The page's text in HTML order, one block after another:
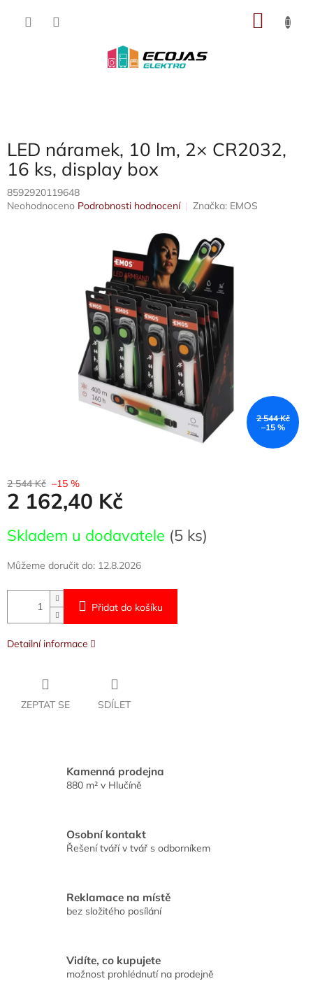
LED náramek, 10 lm, 2× CR2032,
16 ks, display box
8592920119648
Průměrné
Neohodnoceno Podrobnosti hodnocení Značka: EMOS
2 544 Kč
–15 %
2 544 Kč –15 %
2 162,40 Kč
cena:
Skladem u dodavatele (5 ks)
Můžeme doručit do: 12.8.2026
Přidat do košíku
Detailní informace
ZEPTAT SE SDÍLET
Kamenná prodejna
880 m² v Hlučíně
Osobní kontakt
Řešení tváří v tvář s odborníkem
Reklamace na místě
bez složitého posílání
Vidíte, co kupujete
možnost prohlédnutí na prodejně